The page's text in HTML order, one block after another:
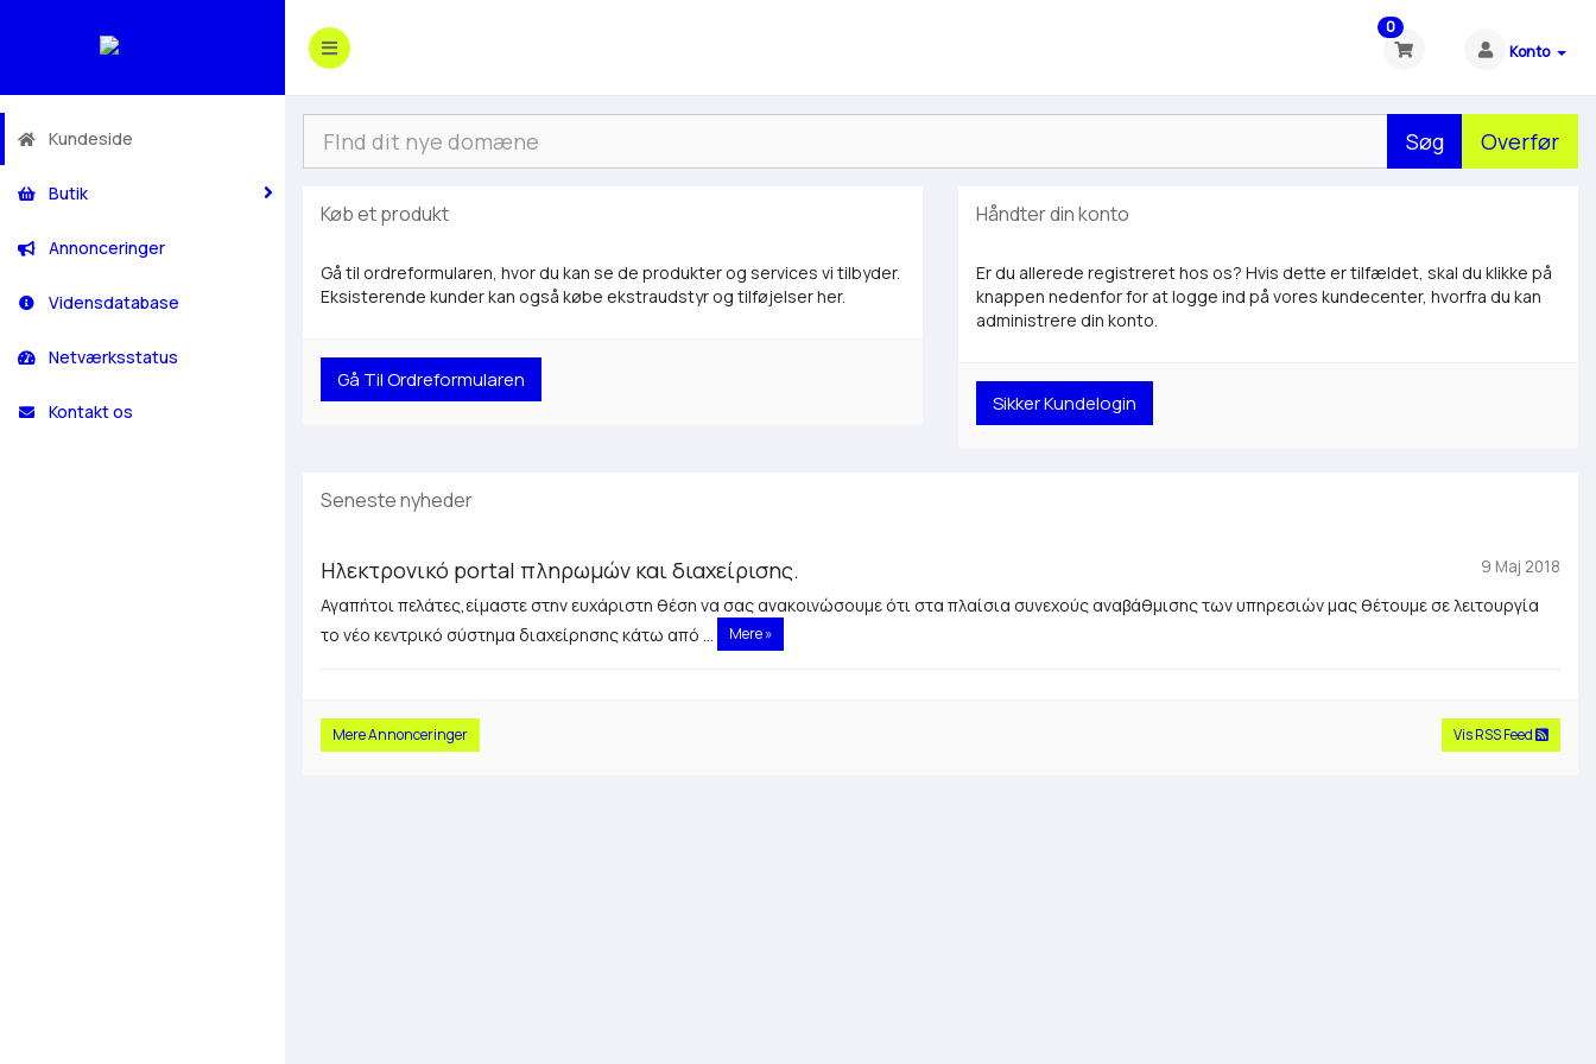
0
Konto
Kundeside
Butik
Annonceringer
Vidensdatabase
Netværksstatus
Kontakt os
Søg Overfør
Køb et produkt
Gå til ordreformularen, hvor du kan se de produkter og services vi tilbyder.
Eksisterende kunder kan også købe ekstraudstyr og tilføjelser her.
Håndter din konto
Er du allerede registreret hos os? Hvis dette er tilfældet, skal du klikke på
knappen nedenfor for at logge ind på vores kundecenter, hvorfra du kan
administrere din konto.
Seneste nyheder
Ηλεκτρονικό portal πληρωμών και διαχείρισης. 9 Maj 2018
Αγαπήτοι πελάτες,είμαστε στην ευχάριστη θέση να σας ανακοινώσουμε ότι στα πλαίσια συνεχούς αναβάθμισης των υπηρεσιών μας θέτουμε σε λειτουργία
το νέο κεντρικό σύστημα διαχείρησης κάτω από ...
Mere »
Mere Annonceringer Vis RSS Feed